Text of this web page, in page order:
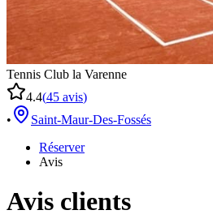
Tennis Club la Varenne
4.4(45 avis)
•
Saint-Maur-Des-Fossés
Réserver
Avis
Avis clients